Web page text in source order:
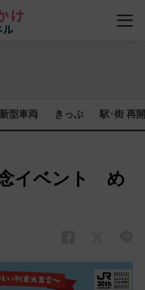
新型車両 きっぷ 駅･街 再
イベント め